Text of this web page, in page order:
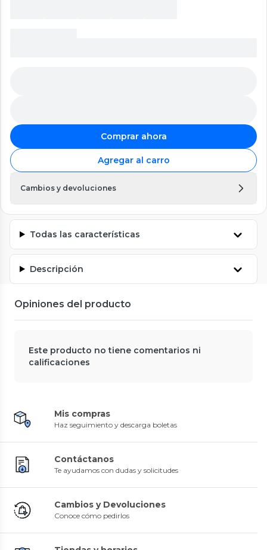
Comprar ahora
Agregar al carro
Cambios y devoluciones
Todas las características
Descripción
Opiniones del producto
Este producto no tiene comentarios ni
calificaciones
Mis compras
Haz seguimiento y descarga boletas
Contáctanos
Te ayudamos con dudas y solicitudes
Cambios y Devoluciones
Conoce cómo pedirlos